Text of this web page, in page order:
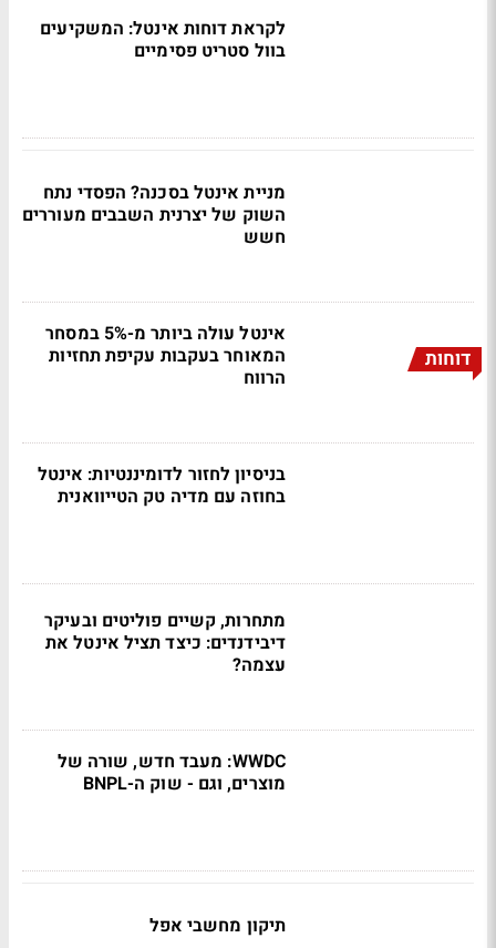
לקראת דוחות אינטל: המשקיעים
בוול סטריט פסימיים
מניית אינטל בסכנה? הפסדי נתח
השוק של יצרנית השבבים מעוררים
חשש
דוחות
אינטל עולה ביותר מ-5% במסחר
המאוחר בעקבות עקיפת תחזיות
הרווח
בניסיון לחזור לדומיננטיות: אינטל
בחוזה עם מדיה טק הטייוואנית
מתחרות, קשיים פוליטים ובעיקר
דיבידנדים: כיצד תציל אינטל את
עצמה?
WWDC: מעבד חדש, שורה של
מוצרים, וגם - שוק ה-BNPL
תיקון מחשבי אפל